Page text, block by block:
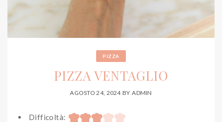
PIZZA
PIZZA VENTAGLIO
AGOSTO 24, 2024 BY ADMIN
Difficoltà: